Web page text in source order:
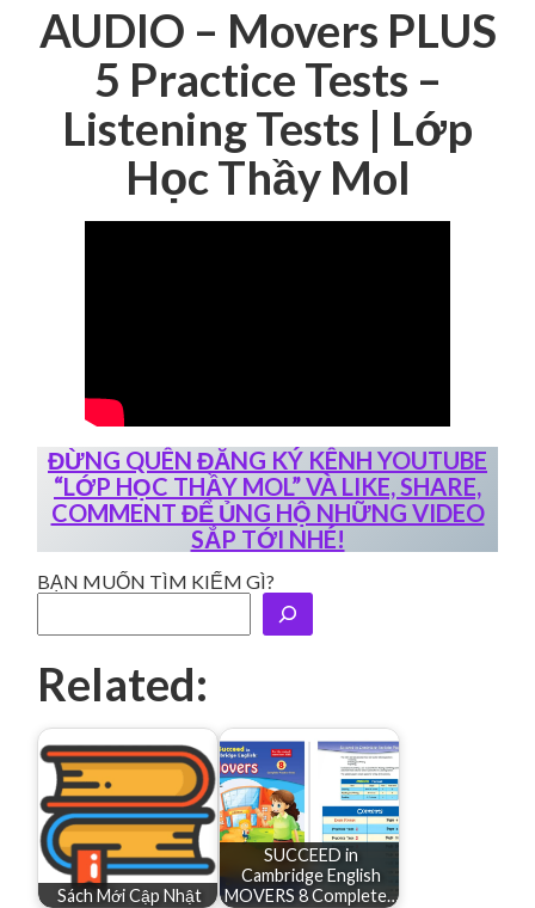
AUDIO – Movers PLUS
5 Practice Tests –
Listening Tests | Lớp
Học Thầy Mol
ĐỪNG QUÊN ĐĂNG KÝ KÊNH YOUTUBE
“LỚP HỌC THẦY MOL” VÀ LIKE, SHARE,
COMMENT ĐỂ ỦNG HỘ NHỮNG VIDEO
SẮP TỚI NHÉ!
BẠN MUỐN TÌM KIẾM GÌ?
Related:
Sách Mới Cập Nhật
SUCCEED in
Cambridge English
MOVERS 8 Complete…